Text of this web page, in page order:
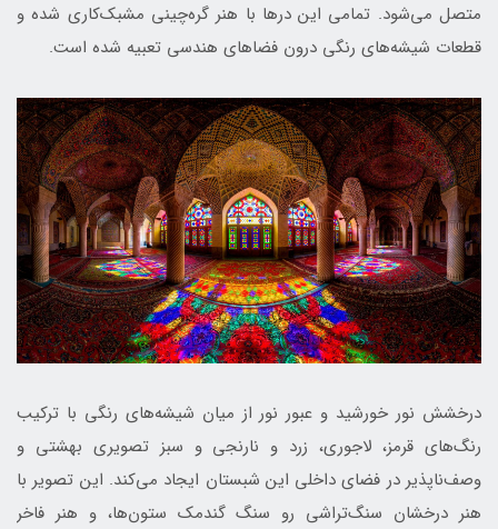
متصل می‌شود. تمامی این درها با هنر گره‌‌چینی مشبک‌کاری شده و
قطعات شیشه‌های رنگی درون فضاهای هندسی تعبیه شده است.
درخشش نور خورشید و عبور نور از میان شیشه‌های رنگی با ترکیب
رنگ‌های قرمز، لاجوری، زرد و نارنجی و سبز تصویری بهشتی و
وصف‌ناپذیر در فضای داخلی این شبستان ایجاد می‌کند. این تصویر با
هنر درخشان سنگ‌تراشی رو سنگ گندمک ستون‌ها، و هنر فاخر